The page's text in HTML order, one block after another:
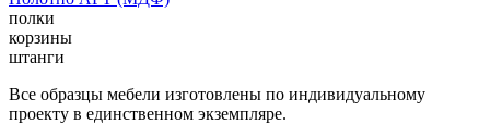
полки
корзины
штанги
Все образцы мебели изготовлены по индивидуальному
проекту в единственном экземпляре.